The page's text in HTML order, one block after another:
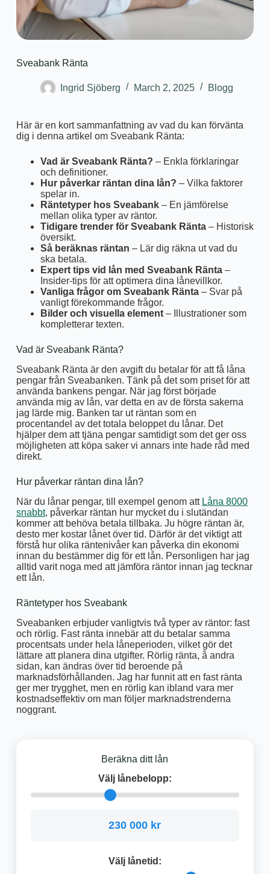
Sveabank Ränta
Ingrid Sjöberg March 2, 2025 Blogg
Här är en kort sammanfattning av vad du kan förvänta
dig i denna artikel om Sveabank Ränta:
Vad är Sveabank Ränta? – Enkla förklaringar
och definitioner.
Hur påverkar räntan dina lån? – Vilka faktorer
spelar in.
Räntetyper hos Sveabank– En jämförelse
mellan olika typer av räntor.
Tidigare trender för Sveabank Ränta– Historisk
översikt.
Så beräknas räntan – Lär dig räkna ut vad du
ska betala.
Expert tips vid lån med Sveabank Ränta–
Insider-tips för att optimera dina lånevillkor.
Vanliga frågor om Sveabank Ränta– Svar på
vanligt förekommande frågor.
Bilder och visuella element– Illustrationer som
kompletterar texten.
Vad är Sveabank Ränta?
Sveabank Ränta är den avgift du betalar för att få låna
pengar från Sveabanken. Tänk på det som priset för att
använda bankens pengar. När jag först började
använda mig av lån, var detta en av de första sakerna
jag lärde mig. Banken tar ut räntan som en
procentandel av det totala beloppet du lånar. Det
hjälper dem att tjäna pengar samtidigt som det ger oss
möjligheten att köpa saker vi annars inte hade råd med
direkt.
Hur påverkar räntan dina lån?
När du lånar pengar, till exempel genom att Låna 8000
snabbt, påverkar räntan hur mycket du i slutändan
kommer att behöva betala tillbaka. Ju högre räntan är,
desto mer kostar lånet över tid. Därför är det viktigt att
förstå hur olika räntenivåer kan påverka din ekonomi
innan du bestämmer dig för ett lån. Personligen har jag
alltid varit noga med att jämföra räntor innan jag tecknar
ett lån.
Räntetyper hos Sveabank
Sveabanken erbjuder vanligtvis två typer av räntor: fast
och rörlig. Fast ränta innebär att du betalar samma
procentsats under hela låneperioden, vilket gör det
lättare att planera dina utgifter. Rörlig ränta, å andra
sidan, kan ändras över tid beroende på
marknadsförhållanden. Jag har funnit att en fast ränta
ger mer trygghet, men en rörlig kan ibland vara mer
kostnadseffektiv om man följer marknadstrenderna
noggrant.
Beräkna ditt lån
Välj lånebelopp:
230 000 kr
Välj lånetid: